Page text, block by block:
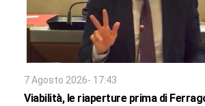
7 Agosto 2026- 17:43
Viabilità, le riaperture prima di